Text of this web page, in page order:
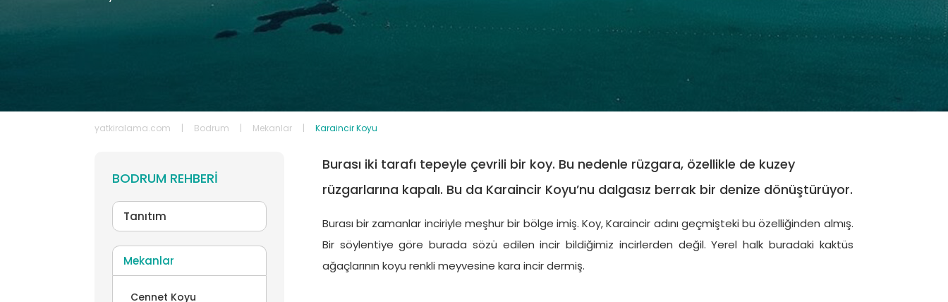
Haftalık Kiralık Yatlar
€ 5.750 / Gün € 3.750 / Gün Gulet 42 m
€ 9.250
€ 2.250 / Gün
Göcek Tüm Yatlar
Kaş
yatkiralama.com | Bodrum | Mekanlar | Karaincir Koyu
BODRUM REHBERI
Tanıtım
Mekanlar
Cennet Koyu
Burası iki tarafı tepeyle çevrili bir koy. Bu nedenle rüzgara, özellikle de kuzey
rüzgarlarına kapalı. Bu da Karaincir Koyu’nu dalgasız berrak bir denize dönüştürüyor.
Burası bir zamanlar inciriyle meşhur bir bölge imiş. Koy, Karaincir adını geçmişteki bu özelliğinden almış.
Bir söylentiye göre burada sözü edilen incir bildiğimiz incirlerden değil. Yerel halk buradaki kaktüs
ağaçlarının koyu renkli meyvesine kara incir dermiş.